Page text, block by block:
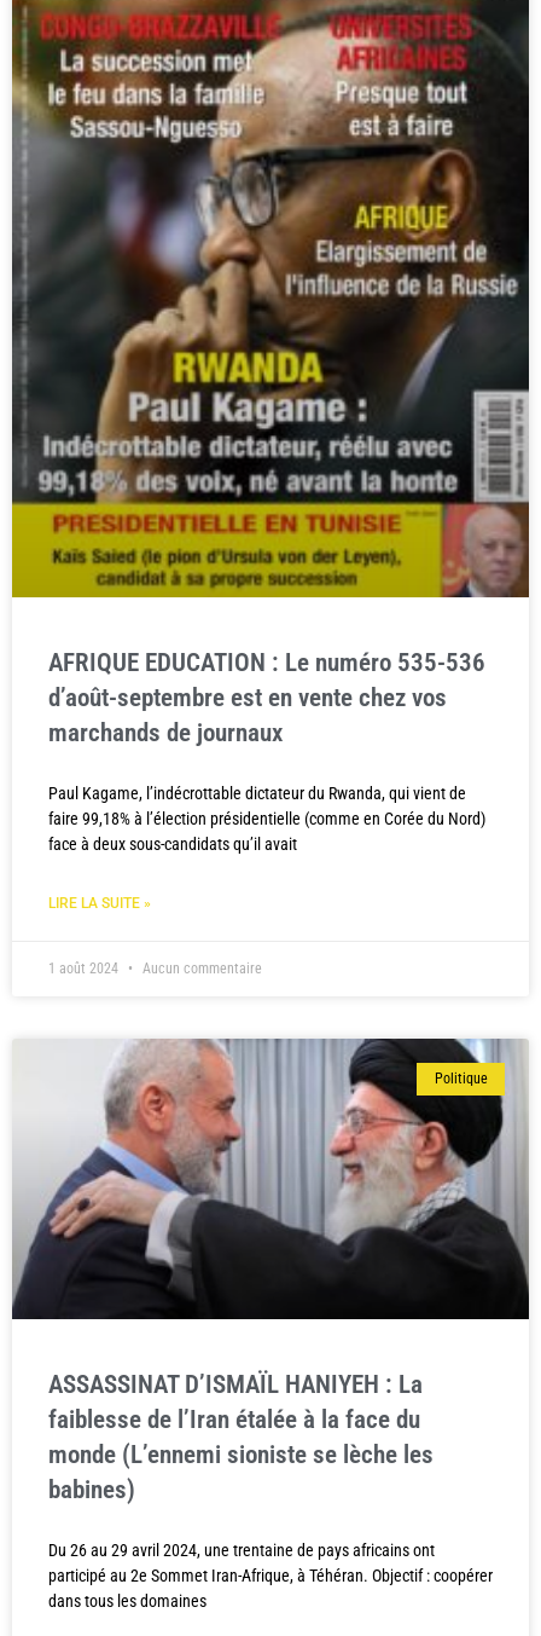
AFRIQUE EDUCATION : Le numéro 535-536
d’août-septembre est en vente chez vos
marchands de journaux
Paul Kagame, l’indécrottable dictateur du Rwanda, qui vient de
faire 99,18% à l’élection présidentielle (comme en Corée du Nord)
face à deux sous-candidats qu’il avait
LIRE LA SUITE »
1 août 2024 Aucun commentaire
Politique
ASSASSINAT D’ISMAÏL HANIYEH : La
faiblesse de l’Iran étalée à la face du
monde (L’ennemi sioniste se lèche les
babines)
Du 26 au 29 avril 2024, une trentaine de pays africains ont
participé au 2e Sommet Iran-Afrique, à Téhéran. Objectif : coopérer
dans tous les domaines